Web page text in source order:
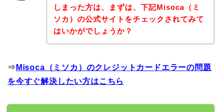
しまった方は、まずは、下記Misoca（ミ
ソカ）の公式サイトをチェックされてみて
はいかがでしょうか？
⇒ Misoca（ミソカ）のクレジットカードエラーの問題
を今すぐ解決したい方はこちら